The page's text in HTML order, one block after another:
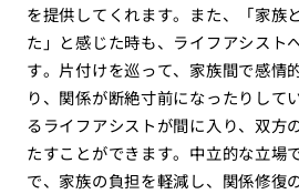
を提供してくれます。また、「家族
た」と感じた時も、ライフアシスト
す。片付けを巡って、家族間で感情
り、関係が断絶寸前になったりして
るライフアシストが間に入り、双方
たすことができます。中立的な立場
で、家族の負担を軽減し、関係修復